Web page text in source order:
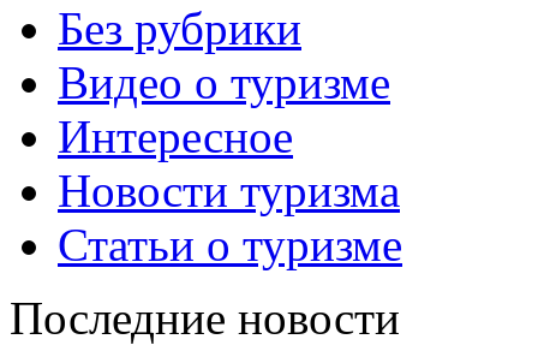
Без рубрики
Видео о туризме
Интересное
Новости туризма
Статьи о туризме
Последние новости